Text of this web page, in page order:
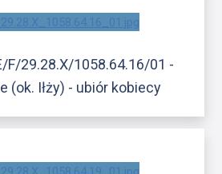
F/29.28.X/1058.64.16/01 -
(ok. Iłży) - ubiór kobiecy